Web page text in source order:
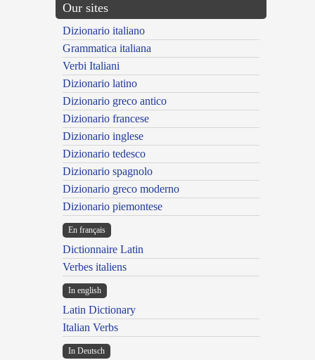
Our sites
Dizionario italiano
Grammatica italiana
Verbi Italiani
Dizionario latino
Dizionario greco antico
Dizionario francese
Dizionario inglese
Dizionario tedesco
Dizionario spagnolo
Dizionario greco moderno
Dizionario piemontese
En français
Dictionnaire Latin
Verbes italiens
In english
Latin Dictionary
Italian Verbs
In Deutsch